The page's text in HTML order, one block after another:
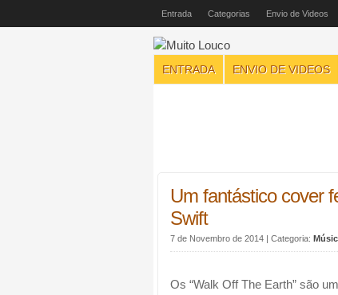
Entrada Categorias Envio de Videos
ENTRADA ENVIO DE VIDEOS
Um fantástico cover
Swift
7 de Novembro de 2014 | Categoria:
Os “Walk Off The Earth” são